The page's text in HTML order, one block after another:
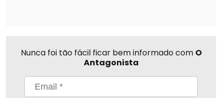
Nunca foi tão fácil ficar bem informado com O
Antagonista